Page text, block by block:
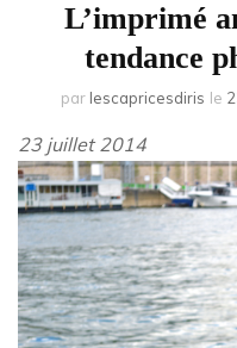
L’imprimé
tendance
par lescapricesdiris le
23 juillet 2014